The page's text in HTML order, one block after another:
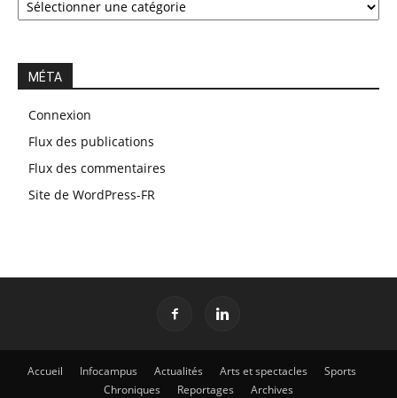
MÉTA
Connexion
Flux des publications
Flux des commentaires
Site de WordPress-FR
Accueil Infocampus Actualités Arts et spectacles
Sports
Chroniques
Reportages Archives